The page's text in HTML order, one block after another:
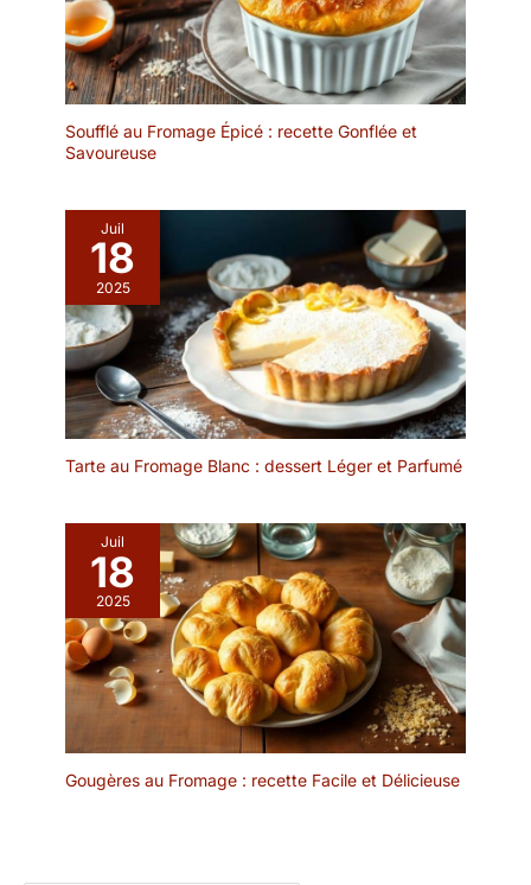
domestique ou
professionnel, alliant
fonctionnalité et style.
Soufflé au Fromage Épicé : recette Gonflée et
Savoureuse
Juil
18
2025
Tarte au Fromage Blanc : dessert Léger et Parfumé
Juil
18
2025
Gougères au Fromage : recette Facile et Délicieuse